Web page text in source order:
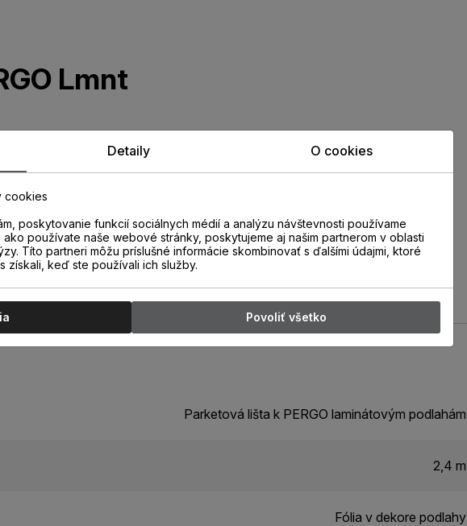
Lmnt
podlahy so
Nevhodné do
Parketová lišta k PERGO laminátovým podlahám
2,4 m
Fólia v dekore podlahy
Detaily O cookies
cookies
poskytovanie funkcií sociálnych médií a analýzu návštevnosti používame
používate naše webové stránky, poskytujeme aj našim partnerom v oblasti
Títo partneri môžu príslušné informácie skombinovať s ďalšími údajmi, ktoré
získali, keď ste používali ich služby.
Povoliť všetko